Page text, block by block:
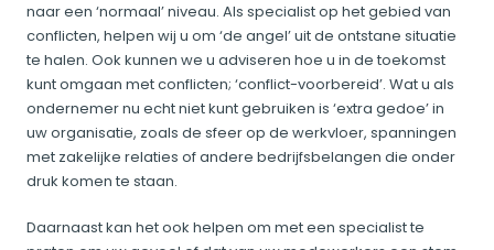
naar een ‘normaal’ niveau. Als specialist op het gebied van
conflicten, helpen wij u om ‘de angel’ uit de ontstane situatie
te halen. Ook kunnen we u adviseren hoe u in de toekomst
kunt omgaan met conflicten; ‘conflict-voorbereid’. Wat u als
ondernemer nu echt niet kunt gebruiken is ‘extra gedoe’ in
uw organisatie, zoals de sfeer op de werkvloer, spanningen
met zakelijke relaties of andere bedrijfsbelangen die onder
druk komen te staan.
Daarnaast kan het ook helpen om met een specialist te